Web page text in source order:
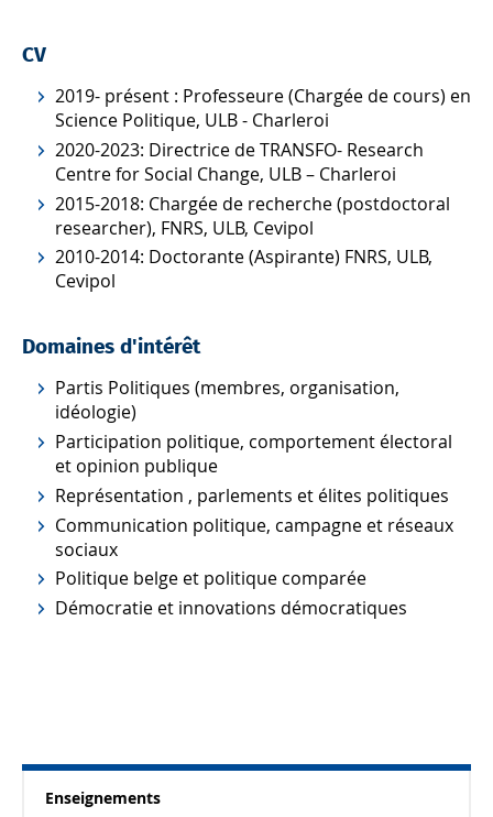
CV
2019- présent : Professeure (Chargée de cours) en
Science Politique, ULB - Charleroi
2020-2023: Directrice de TRANSFO- Research
Centre for Social Change, ULB – Charleroi
2015-2018: Chargée de recherche (postdoctoral
researcher), FNRS, ULB, Cevipol
2010-2014: Doctorante (Aspirante) FNRS, ULB,
Cevipol
Domaines d'intérêt
Partis Politiques (membres, organisation,
idéologie)
Participation politique, comportement électoral
et opinion publique
Représentation , parlements et élites politiques
Communication politique, campagne et réseaux
sociaux
Politique belge et politique comparée
Démocratie et innovations démocratiques
Enseignements